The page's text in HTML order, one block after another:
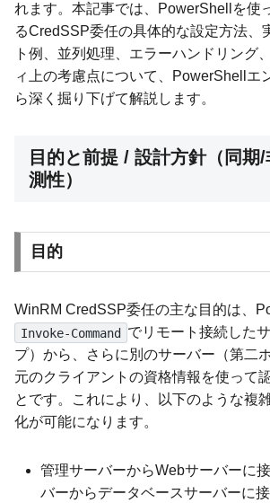
れます。本記事では、PowerShellを使
るCredSSP委任の具体的な設定方法、
ト例、並列処理、エラーハンドリング
ィ上の考慮点について、PowerShellエ
ら深く掘り下げて解説します。
目的と前提 / 設計方針（同期
測性）
目的
WinRM CredSSP委任の主な目的は、
Invoke-Command でリモート接続した
プ）から、さらに別のサーバー（第二
元のクライアントの資格情報を使って
とです。これにより、以下のような複
化が可能になります。
管理サーバーからWebサーバーに
バーからデータベースサーバーに